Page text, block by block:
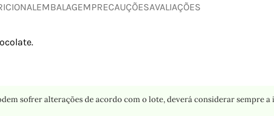
EMBALAGEMPRECAUÇÕESAVALIAÇÕES
sofrer alterações de acordo com o lote, deverá considerar sempre a